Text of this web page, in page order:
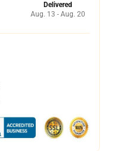
Delivered
Aug. 13 - Aug. 20